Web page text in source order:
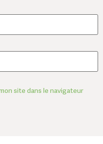
site dans le navigateur